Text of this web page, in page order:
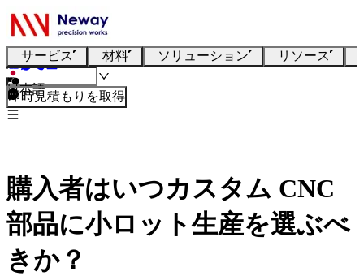
サービス 材料 ソリューション リソース
日本語
即時見積もりを取得
購入者はいつカスタム CNC
部品に小ロット生産を選ぶべ
きか？